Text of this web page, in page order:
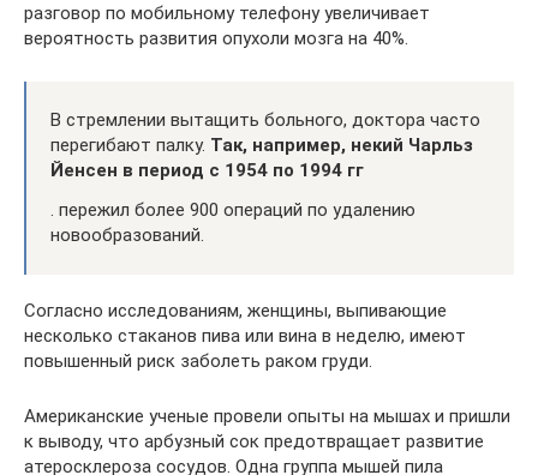
разговор по мобильному телефону увеличивает
вероятность развития опухоли мозга на 40%.
В стремлении вытащить больного, доктора часто
перегибают палку. Так, например, некий Чарльз
Йенсен в период с 1954 по 1994 гг
. пережил более 900 операций по удалению
новообразований.
Согласно исследованиям, женщины, выпивающие
несколько стаканов пива или вина в неделю, имеют
повышенный риск заболеть раком груди.
Американские ученые провели опыты на мышах и пришли
к выводу, что арбузный сок предотвращает развитие
атеросклероза сосудов. Одна группа мышей пила